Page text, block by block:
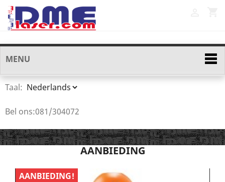
MENU
Taal:
Bel ons:081/304072
AANBIEDING
AANBIEDING!